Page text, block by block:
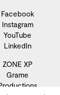
Facebook
Instagram
YouTube
LinkedIn
ZONE XP
Grame